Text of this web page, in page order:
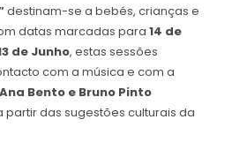
destinam-se a bebés, crianças e
datas marcadas para 14 de
de Junho, estas sessões
com a música e com a
Ana Bento e Bruno Pinto
das sugestões culturais da